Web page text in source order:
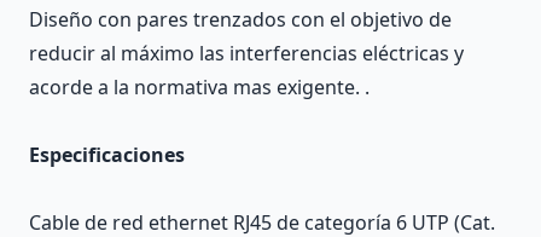
Diseño con pares trenzados con el objetivo de
reducir al máximo las interferencias eléctricas y
acorde a la normativa mas exigente. .
Especificaciones
Cable de red ethernet RJ45 de categoría 6 UTP (Cat.